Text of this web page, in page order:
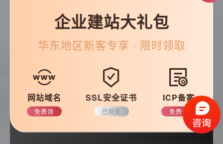
建站技巧
公司动态
搜索
企业建站大礼包
华东地区新客专享 · 限时领取
网站域名
免费领
SSL安全证书
已领完
ICP备案
免费领